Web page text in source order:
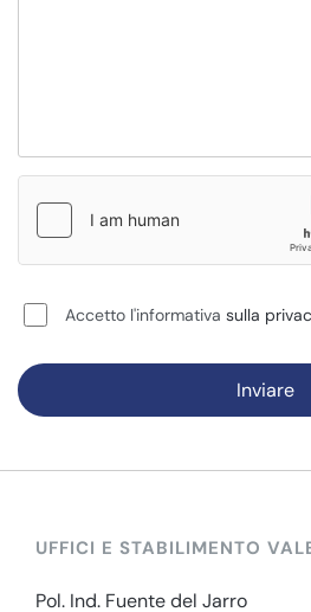
Accetto l'informativa sulla
Inviare
UFFICI E STABILIMENTO
Pol. Ind. Fuente del Jarro